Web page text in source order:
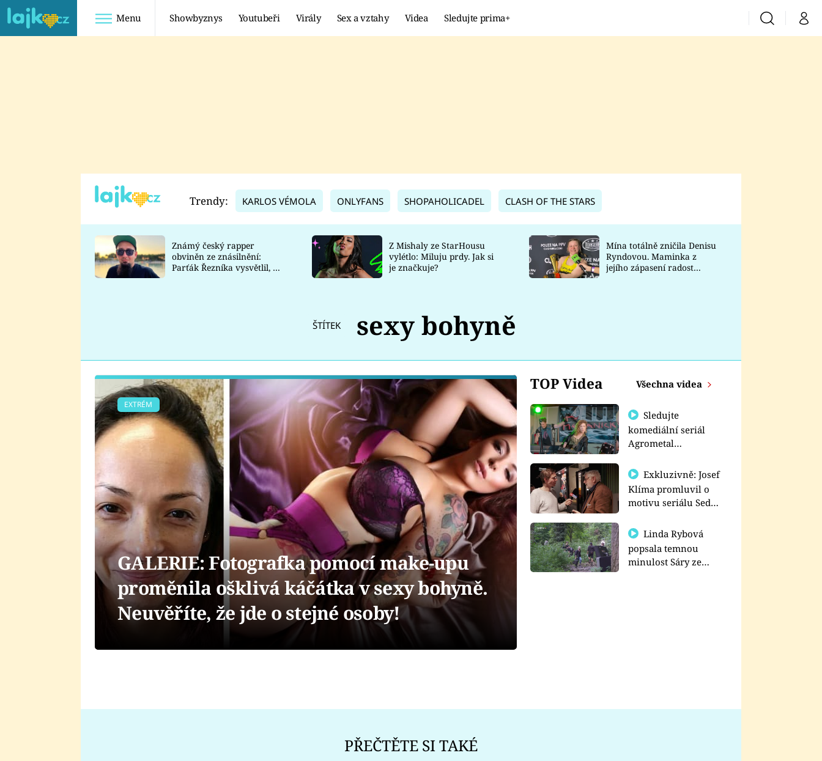
Menu Showbyznys Youtubeři Virály Sex a vztahy Videa Sledujte prima+ VyhledáváníMůj
TADEÁŠ KUBĚNKA
DATEL
Prima Lajk
Sledujte nás
Trendy: KARLOS VÉMOLA ONLYFANS SHOPAHOLICADEL CLASH OF THE STARS
Známý český rapper
obviněn ze znásilnění:
Parťák Řezníka vysvětlil, co
Z Mishaly ze StarHousu
vylétlo: Miluju prdy. Jak si
je značkuje?
Mína totálně zničila Denisu
Ryndovou. Maminka z
jejího zápasení radost
ŠTÍTEK sexy bohyně
TOP Videa Všechna videa
Sledujte
komediální seriál
Agrometal
prima+
Exkluzivně: Josef
Klíma promluvil o
motivu seriálu Sedm
Linda Rybová
popsala temnou
minulost Sáry ze
EXTRÉM
GALERIE: Fotografka pomocí make-upu
proměnila ošklivá káčátka v sexy bohyně.
Neuvěříte, že jde o stejné osoby!
PŘEČTĚTE SI TAKÉ